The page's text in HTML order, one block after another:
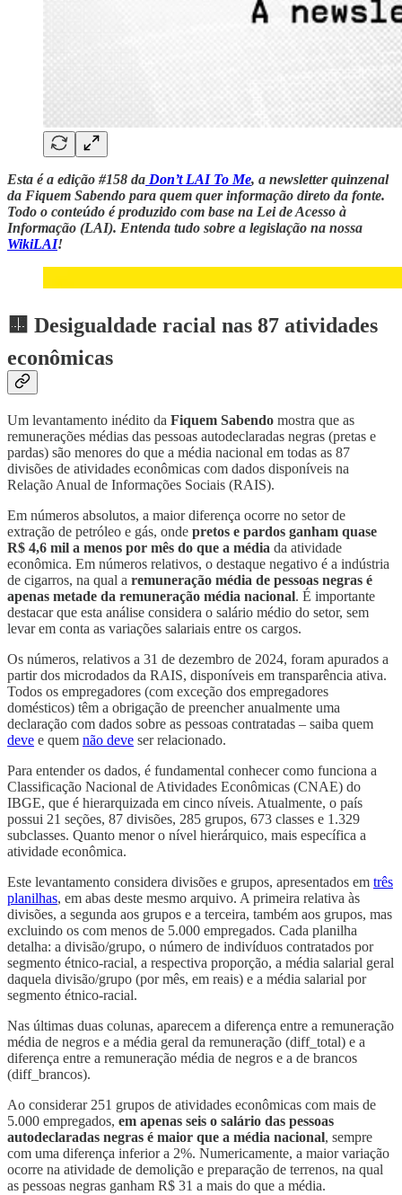
Esta é a edição #158 da Don’t LAI To Me, a newsletter quinzenal
da Fiquem Sabendo para quem quer informação direto da fonte.
Todo o conteúdo é produzido com base na Lei de Acesso à
Informação (LAI). Entenda tudo sobre a legislação na nossa
WikiLAI!
🟨 Desigualdade racial nas 87 atividades
econômicas
Um levantamento inédito da Fiquem Sabendo mostra que as
remunerações médias das pessoas autodeclaradas negras (pretas e
pardas) são menores do que a média nacional em todas as 87
divisões de atividades econômicas com dados disponíveis na
Relação Anual de Informações Sociais (RAIS).
Em números absolutos, a maior diferença ocorre no setor de
extração de petróleo e gás, onde pretos e pardos ganham quase
R$ 4,6 mil a menos por mês do que a média da atividade
econômica. Em números relativos, o destaque negativo é a indústria
de cigarros, na qual a remuneração média de pessoas negras é
apenas metade da remuneração média nacional. É importante
destacar que esta análise considera o salário médio do setor, sem
levar em conta as variações salariais entre os cargos.
Os números, relativos a 31 de dezembro de 2024, foram apurados a
partir dos microdados da RAIS, disponíveis em transparência ativa.
Todos os empregadores (com exceção dos empregadores
domésticos) têm a obrigação de preencher anualmente uma
declaração com dados sobre as pessoas contratadas – saiba quem
deve e quem não deve ser relacionado.
Para entender os dados, é fundamental conhecer como funciona a
Classificação Nacional de Atividades Econômicas (CNAE) do
IBGE, que é hierarquizada em cinco níveis. Atualmente, o país
possui 21 seções, 87 divisões, 285 grupos, 673 classes e 1.329
subclasses. Quanto menor o nível hierárquico, mais específica a
atividade econômica.
Este levantamento considera divisões e grupos, apresentados em três
planilhas, em abas deste mesmo arquivo. A primeira relativa às
divisões, a segunda aos grupos e a terceira, também aos grupos, mas
excluindo os com menos de 5.000 empregados. Cada planilha
detalha: a divisão/grupo, o número de indivíduos contratados por
segmento étnico-racial, a respectiva proporção, a média salarial geral
daquela divisão/grupo (por mês, em reais) e a média salarial por
segmento étnico-racial.
Nas últimas duas colunas, aparecem a diferença entre a remuneração
média de negros e a média geral da remuneração (diff_total) e a
diferença entre a remuneração média de negros e a de brancos
(diff_brancos).
Ao considerar 251 grupos de atividades econômicas com mais de
5.000 empregados, em apenas seis o salário das pessoas
autodeclaradas negras é maior que a média nacional, sempre
com uma diferença inferior a 2%. Numericamente, a maior variação
ocorre na atividade de demolição e preparação de terrenos, na qual
as pessoas negras ganham R$ 31 a mais do que a média.